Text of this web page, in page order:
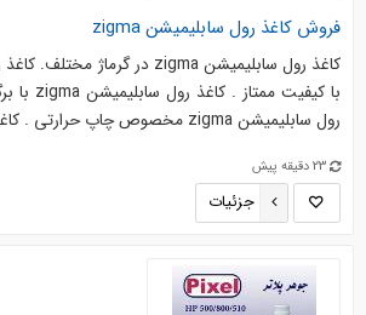
فروش کاغذ رول سابلیمیشن zigma
رول سابلیمیشن zigma مخصوص چاپ حرارتی . کاغذ رولsublimation ...
23 دقیقه پیش
جزئیات